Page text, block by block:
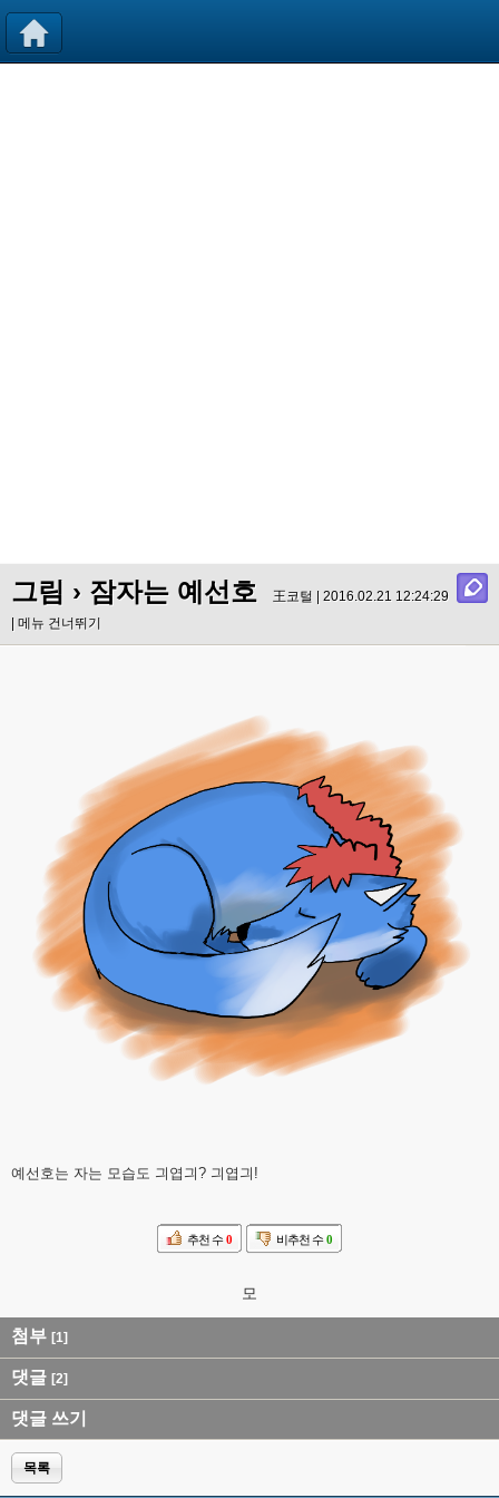
그림 › 잠자는 예선호
王코털 | 2016.02.21 12:24:29
메뉴 건너뛰기
예선호는 자는 모습도 긔엽긔? 긔엽긔!
추천 수 0 비추천 수 0
모
첨부 [1]
댓글 [2]
댓글 쓰기
목록